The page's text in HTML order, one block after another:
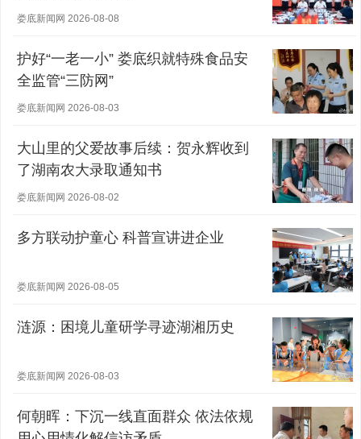
娄底新闻网 2026-08-08
护好“一老一小” 娄底织就特殊食品安
全监管“三防网”
娄底新闻网 2026-08-03
大山里的父爱故事后续：贺永辉收到
了湖南农大录取通知书
娄底新闻网 2026-08-02
多方联动护童心 科普宣讲进企业
娄底新闻网 2026-08-05
涟源：困境儿童研学寻迹湖湘历史
娄底新闻网 2026-08-03
何朝晖：下沉一线直面群众 依法依规